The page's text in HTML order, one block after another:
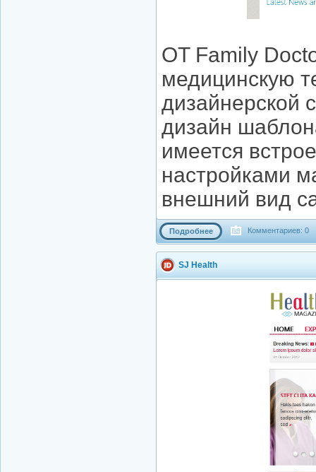
OT Family
медицинскую
дизайнерской
дизайн
имеется
настройками
внешний вид
Подробнее Комментариев: 0
SJ Health